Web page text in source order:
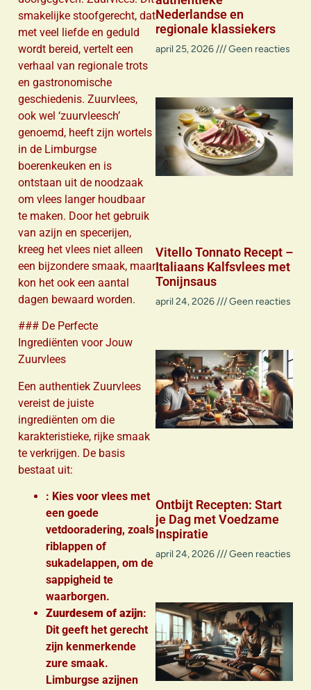
smakelijke stoofgerecht, dat
met veel liefde en geduld
wordt bereid, vertelt een
verhaal van regionale trots
en gastronomische
geschiedenis. Zuurvlees,
ook wel ‘zuurvleesch’
genoemd, heeft zijn wortels
in de Limburgse
boerenkeuken en is
ontstaan uit de noodzaak
om vlees langer houdbaar
te maken. Door het gebruik
van azijn en specerijen,
kreeg het vlees niet alleen
een bijzondere smaak, maar
kon het ook een aantal
dagen bewaard worden.
### De Perfecte
Ingrediënten voor Jouw
Zuurvlees
Een authentiek Zuurvlees
vereist de juiste
ingrediënten om die
karakteristieke, rijke smaak
te verkrijgen. De basis
bestaat uit:
: Kies voor vlees met
een goede
vetdooradering, zoals
riblappen of
sukadelappen, om de
sappigheid te
waarborgen.
Zuurdesem of azijn:
Dit geeft het gerecht
zijn kenmerkende
zure smaak.
Limburgse azijnen
Nederlandse en
regionale klassiekers
april 25, 2026 Geen reacties
Vitello Tonnato Recept –
Italiaans Kalfsvlees met
Tonijnsaus
april 24, 2026 Geen reacties
Ontbijt Recepten: Start
je Dag met Voedzame
Inspiratie
april 24, 2026 Geen reacties